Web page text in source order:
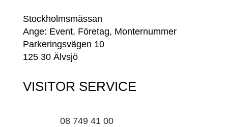
Stockholmsmässan
Ange: Event, Företag, Monternummer
Parkeringsvägen 10
125 30 Älvsjö
VISITOR SERVICE
08 749 41 00